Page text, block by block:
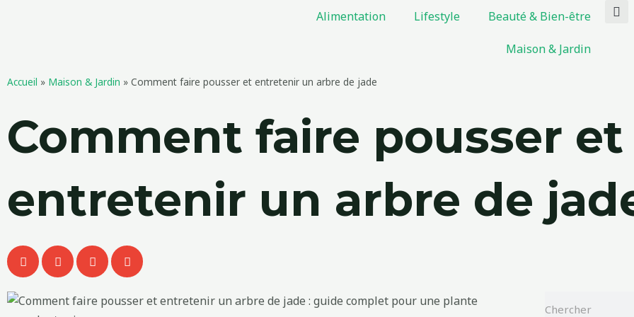
Alimentation Lifestyle Beauté & Bien-être
Maison & Jardin
Accueil » Maison & Jardin » Comment faire pousser et entretenir un arbre de jade
Comment faire pousser et
entretenir un arbre de